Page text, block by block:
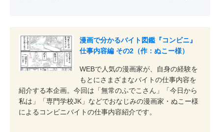
漫画で分かるバイト図鑑『コンビニ』
仕事内容編 その2（作：ぬこー様）
WEBで人気の漫画家が、自身の経験を
もとにさまざまなバイトの仕事内容を
紹介する本企画。今回は「無常のふでこさん」「今日から
私は」「専門学校JK」などでおなじみの漫画家・ぬこー様
によるコンビニバイトの仕事内容紹介です。